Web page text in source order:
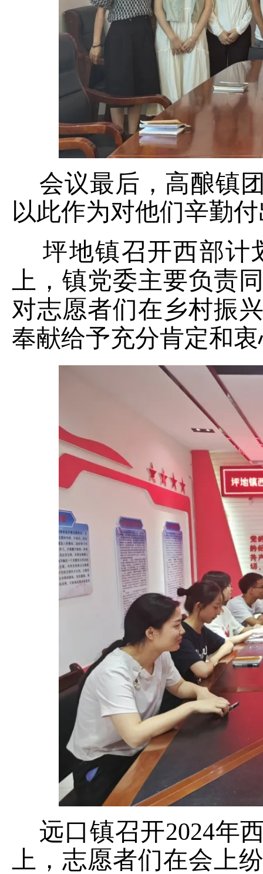
会议最后，高酿镇
以此作为对他们辛勤
坪地镇召开西部计
上，镇党委主要负责
对志愿者们在乡村振
奉献给予充分肯定和
远口镇召开2024年
上，志愿者们在会上